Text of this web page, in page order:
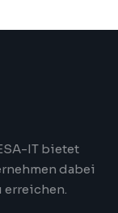
IT bietet
dabei
erreichen.